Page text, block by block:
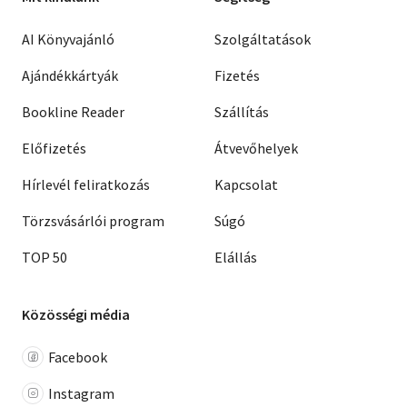
AI Könyvajánló
Ajándékkártyák
Bookline Reader
Előfizetés
Hírlevél feliratkozás
Törzsvásárlói program
TOP 50
Szolgáltatások
Fizetés
Szállítás
Átvevőhelyek
Kapcsolat
Súgó
Elállás
Közösségi média
Facebook
Instagram